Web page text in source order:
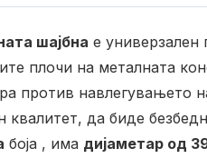
шајбна е
плочи на металната
против навлегувањето
квалитет, да биде
боја , има дијаметар од